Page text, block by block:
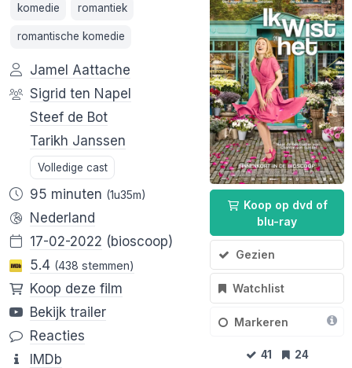
Koop op dvd of
blu-ray
Gezien
Watchlist
Markeren
41 24
komedie romantiek
romantische komedie
Jamel Aattache
Sigrid ten Napel
Steef de Bot
Tarikh Janssen
Volledige cast
95 minuten (1u35m)
Nederland
17-02-2022 (bioscoop)
5.4 (438 stemmen)
Koop deze film
Bekijk trailer
Reacties
IMDb